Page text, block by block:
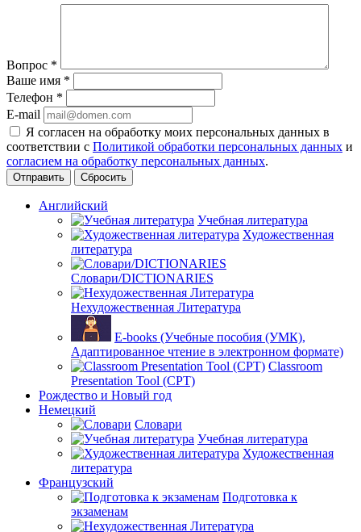
Вопрос *
Ваше имя *
Телефон *
E-mail
Я согласен на обработку моих персональных данных в
соответствии с Политикой обработки персональных данных и
согласием на обработку персональных данных.
Сбросить
Английский
Учебная литература
Художественная
литература
Словари/DICTIONARIES
Нехудожественная Литература
E-books (Учебные пособия (УМК),
Адаптированное чтение в электронном формате)
Classroom
Presentation Tool (CPT)
Рождество и Новый год
Немецкий
Словари
Учебная литература
Художественная
литература
Французский
Подготовка к
экзаменам